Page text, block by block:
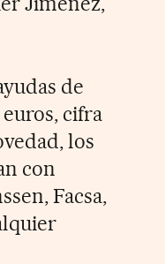
de
cifra
los
con
Facsa,